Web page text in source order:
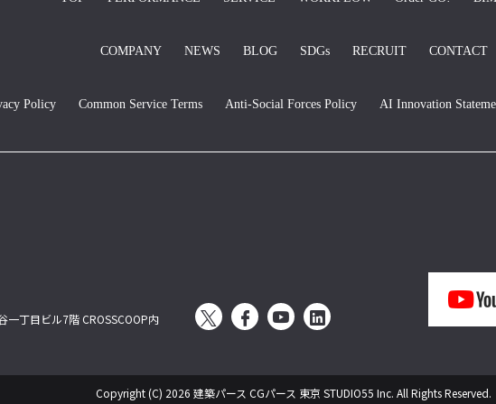
COMPANY NEWS BLOG SDGs RECRUIT CONTACT
Policy Common Service Terms Anti-Social Forces Policy AI Innovation
丁目ビル7階 CROSSCOOP内
Copyright (C) 2026 建築パース CGパース 東京 STUDIO55 Inc. All Rights Reserved.